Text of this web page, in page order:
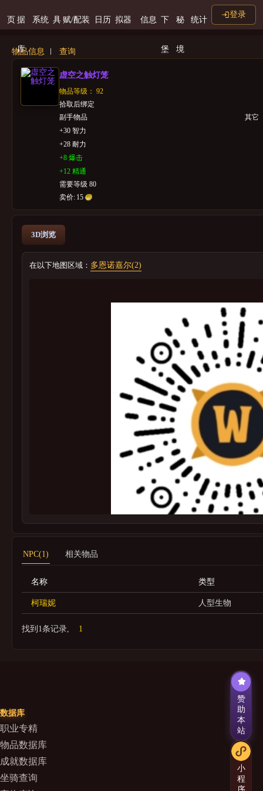
页 据
库
系统 具 赋/配装 日历 拟器 信息 下
堡
秘
境
统计
登录
物品信息 查询
虚空之触灯笼
物品等级： 92
拾取后绑定
副手物品
其它
+30 智力
+28 耐力
+8 爆击
+12 精通
需要等级 80
卖价: 15
3D浏览
在以下地图区域： 多恩诺嘉尔(2)
NPC(1) 相关物品
名称 类型
柯瑞妮 人型生物
找到1条记录, 1
数据库
职业专精
物品数据库
成就数据库
坐骑查询
赞
助
本
站
小
程